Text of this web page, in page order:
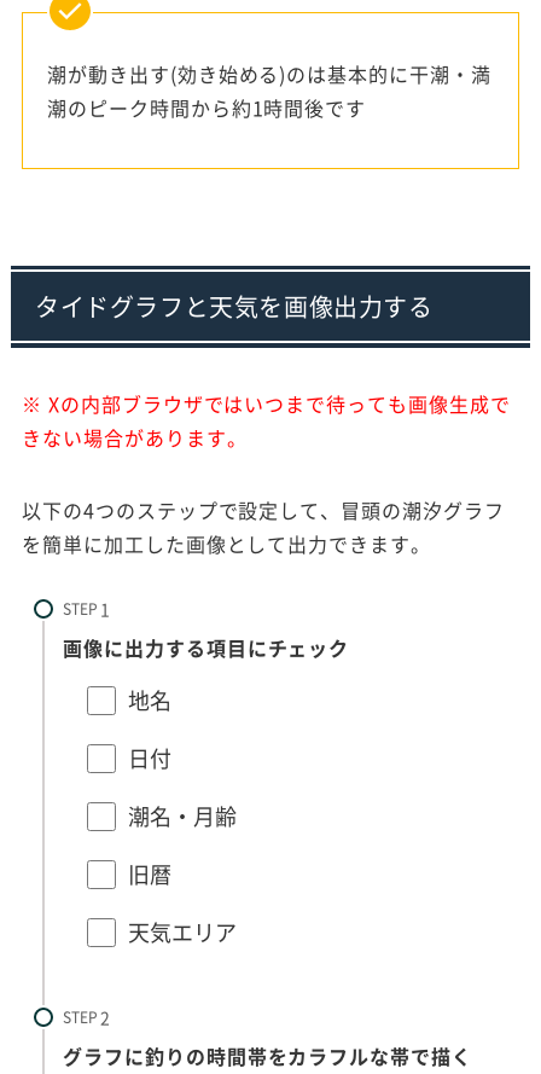
潮が動き出す(効き始める)のは基本的に干潮・満
潮のピーク時間から約1時間後です
タイドグラフと天気を画像出力する
※ Xの内部ブラウザではいつまで待っても画像生成で
きない場合があります。
以下の4つのステップで設定して、冒頭の潮汐グラフ
を簡単に加工した画像として出力できます。
STEP
画像に出力する項目にチェック
地名
日付
潮名・月齢
旧暦
天気エリア
STEP
グラフに釣りの時間帯をカラフルな帯で描く